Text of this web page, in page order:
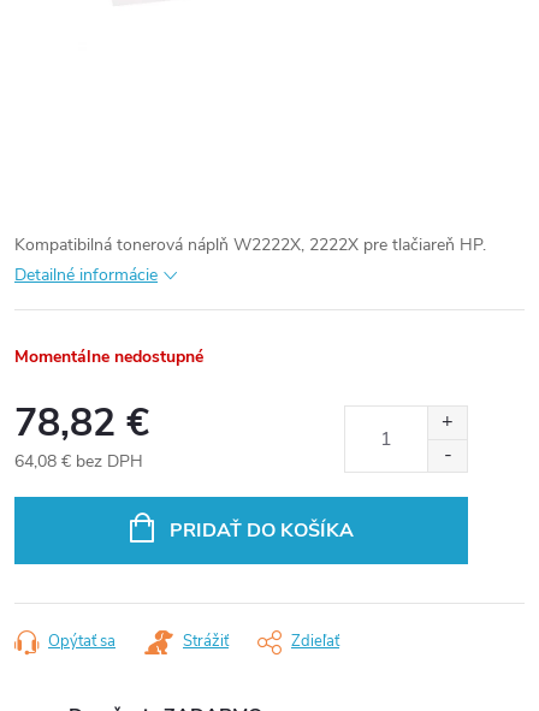
Kompatibilná tonerová náplň W2222X, 2222X pre tlačiareň HP.
Detailné informácie
Momentálne nedostupné
78,82 €
64,08 € bez DPH
PRIDAŤ DO KOŠÍKA
Opýtať sa Strážiť Zdieľať